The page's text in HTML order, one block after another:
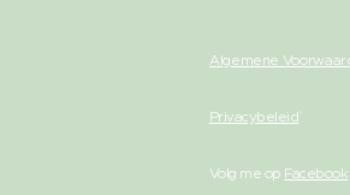
Algemene
Privacybeleid
Volg me op Facebook